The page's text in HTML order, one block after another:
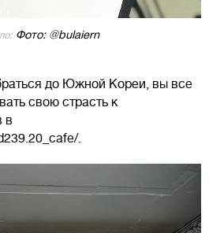
Фото: @bulaiern
до Южной Кореи, вы все
свою страсть к
в
.